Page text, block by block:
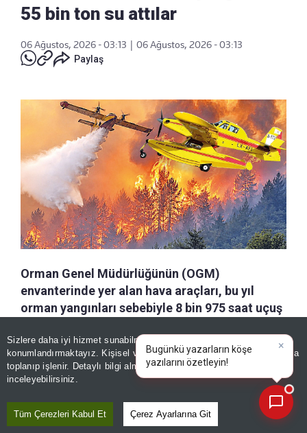
Sizlere daha iyi hizmet sunabilmek adına sitemizde
konumlandırmaktayız. Kişisel verileriniz, KVKK ve GDPR kapsamında
toplanıp işlenir. Detaylı bilgi almak içinAydınlatma Metnimizi
inceleyebilirsiniz.
Tüm Çerezleri Kabul Et Çerez Ayarlarına Git
55 bin ton su attılar
06 Ağustos, 2026 - 03:13
06 Ağustos, 2026 - 03:13
Paylaş
Orman Genel Müdürlüğünün (OGM)
envanterinde yer alan hava araçları, bu yıl
orman yangınları sebebiyle 8 bin 975 saat uçuş
sortide 55 bin 366 ton su attı.
a-|+A
OGM ekiplerinin, orman yangınlarıyla
B|